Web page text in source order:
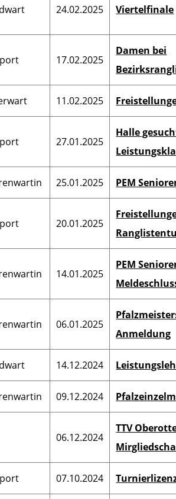
24.02.2025 Viertelfinale
17.02.2025
Damen bei
11.02.2025
27.01.2025
Halle
25.01.2025 PEM
20.01.2025
14.01.2025
PEM
06.01.2025
Anmeldung
14.12.2024
09.12.2024
06.12.2024
TTV
07.10.2024